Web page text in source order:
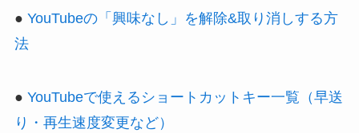
● YouTubeの「興味なし」を解除&取り消しする方
法
● YouTubeで使えるショートカットキー一覧（早送
り・再生速度変更など）